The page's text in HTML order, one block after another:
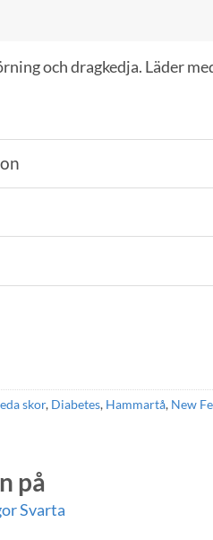
och dragkedja. Läder
skor, Diabetes, Hammartå, New
på